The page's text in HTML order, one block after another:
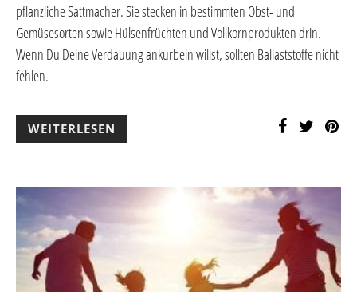
pflanzliche Sattmacher. Sie stecken in bestimmten Obst- und
Gemüsesorten sowie Hülsenfrüchten und Vollkornprodukten drin.
Wenn Du Deine Verdauung ankurbeln willst, sollten Ballaststoffe nicht
fehlen.
WEITERLESEN